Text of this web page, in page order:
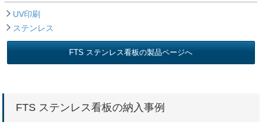
UV印刷
ステンレス
FTS ステンレス看板の製品ページへ
FTS ステンレス看板の納入事例